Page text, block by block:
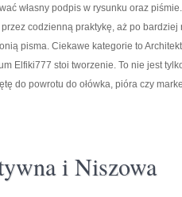
własny podpis w rysunku oraz
codzienną praktykę, aż po
pisma. Ciekawe kategorie to
Elfiki777 stoi tworzenie. To nie jest
do powrotu do ołówka, pióra czy
i Niszowa